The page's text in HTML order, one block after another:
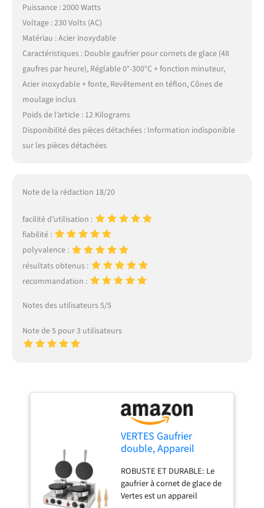
Puissance : 2000 Watts
Voltage : 230 Volts (AC)
Matériau : Acier inoxydable
Caractéristiques : Double gaufrier pour cornets de glace (48
gaufres par heure), Réglable 0°-300°C + fonction minuteur,
Acier inoxydable + fonte, Revêtement en téflon, Cônes de
moulage inclus
Poids de l’article : 12 Kilograms
Disponibilité des pièces détachées : Information indisponible
sur les pièces détachées
Note de la rédaction 18/20
facilité d’utilisation :
fiabilité :
polyvalence :
résultats obtenus :
recommandation :
Notes des utilisateurs 5/5
Note de 5 pour 3 utilisateurs
VERTES Gaufrier
double, Appareil
Professionnel, 48
Pièces/Heure, 2 Cônes
de moulage, Réglable
ROBUSTE ET DURABLE: Le
gaufrier à cornet de glace de
Vertes est un appareil